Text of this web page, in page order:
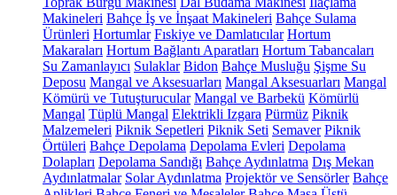
Makineleri Bahçe İş ve İnşaat Makineleri Bahçe Sulama
Ürünleri Hortumlar Fıskiye ve Damlatıcılar Hortum
Makaraları Hortum Bağlantı Aparatları Hortum Tabancaları
Su Zamanlayıcı Sulaklar Bidon Bahçe Musluğu Şişme Su
Deposu Mangal ve Aksesuarları Mangal Aksesuarları Mangal
Kömürü ve Tutuşturucular Mangal ve Barbekü Kömürlü
Mangal Tüplü Mangal Elektrikli Izgara Pürmüz Piknik
Malzemeleri Piknik Sepetleri Piknik Seti Semaver Piknik
Örtüleri Bahçe Depolama Depolama Evleri Depolama
Dolapları Depolama Sandığı Bahçe Aydınlatma Dış Mekan
Aydınlatmalar Solar Aydınlatma Projektör ve Sensörler Bahçe